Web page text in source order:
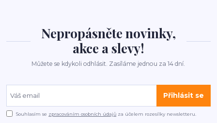
Nepropásněte novinky,
akce a slevy!
Můžete se kdykoli odhlásit. Zasíláme jednou za 14 dní.
Přihlásit se
Souhlasím se zpracováním osobních údajů za účelem rozesílky newsletteru.